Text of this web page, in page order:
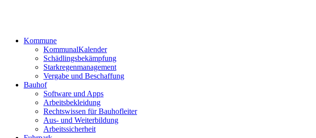
Kommune
KommunalKalender
Schädlingsbekämpfung
Starkregenmanagement
Vergabe und Beschaffung
Bauhof
Software und Apps
Arbeitsbekleidung
Rechtswissen für Bauhofleiter
Aus- und Weiterbildung
Arbeitssicherheit